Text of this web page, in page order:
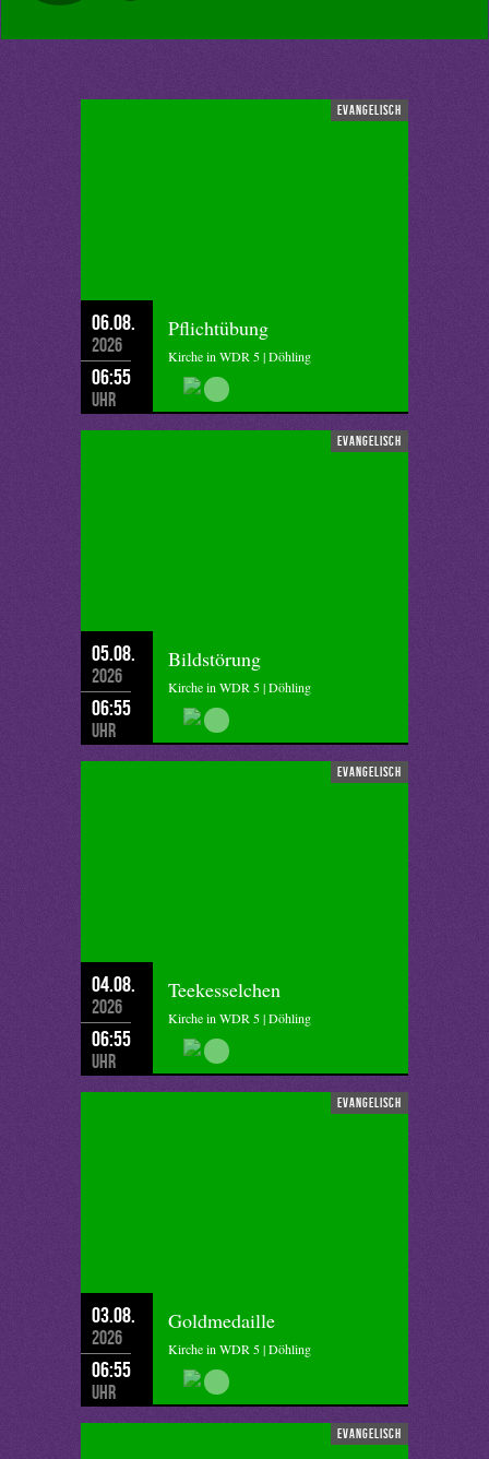
evangelisch
06.08.
2026
06:55
Uhr
Pflichtübung
Kirche in WDR 5 | Döhling
evangelisch
05.08.
2026
06:55
Uhr
Bildstörung
Kirche in WDR 5 | Döhling
evangelisch
04.08.
2026
06:55
Uhr
Teekesselchen
Kirche in WDR 5 | Döhling
evangelisch
03.08.
2026
06:55
Uhr
Goldmedaille
Kirche in WDR 5 | Döhling
evangelisch